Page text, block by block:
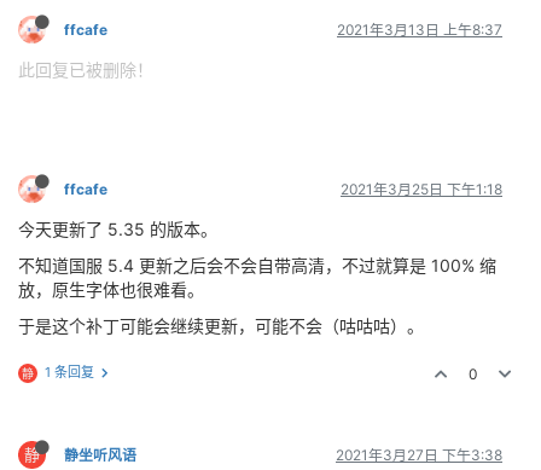
ffcafe 2021年3月13日 上午8:37
此回复已被删除！
ffcafe 2021年3月25日 下午1:18
今天更新了 5.35 的版本。
不知道国服 5.4 更新之后会不会自带高清，不过就算是 100% 缩
放，原生字体也很难看。
于是这个补丁可能会继续更新，可能不会（咕咕咕）。
静 1 条回复 0
静 静坐听风语 2021年3月27日 下午3:38